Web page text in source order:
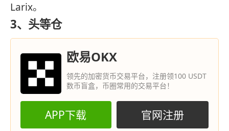
Larix。
3、 头等仓
欧易OKX
领先的加密货币交易平台，注册领100 USDT
数币盲盒，币圈常用的交易平台！
APP下载 官网注册